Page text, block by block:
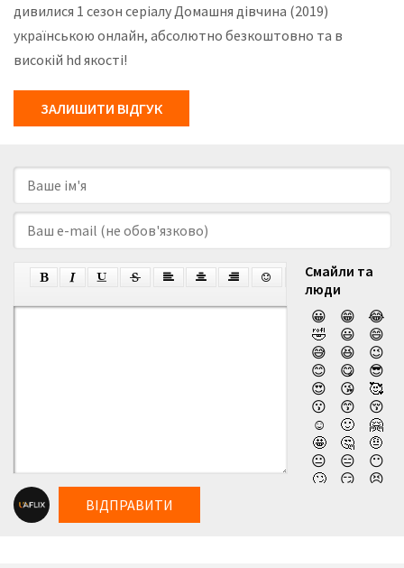
дивилися 1 сезон серіалу Домашня дівчина (2019)
українською онлайн, абсолютно безкоштовно та в
високій hd якості!
ЗАЛИШИТИ ВІДГУК
Смайли та
люди
😀
😁
😂
🤣
😃
😄
😅
😆
😉
😊
😋
😎
😍
😘
🥰
😗
😙
😚
☺️
🙂
🤗
🤩
🤔
🤨
😐
😑
😶
🙄
😏
😣
ВІДПРАВИТИ